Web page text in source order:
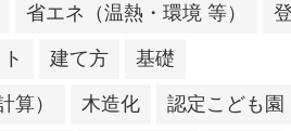
省エネ（温熱・環境 等）
建て方 基礎
算） 木造化 認定こども園